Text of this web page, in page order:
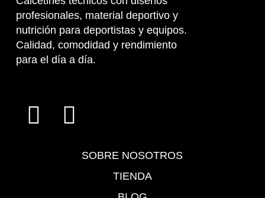
profesionales, material deportivo y
nutrición para deportistas y equipos.
Calidad, comodidad y rendimiento
para el día a día.
SOBRE NOSOTROS
TIENDA